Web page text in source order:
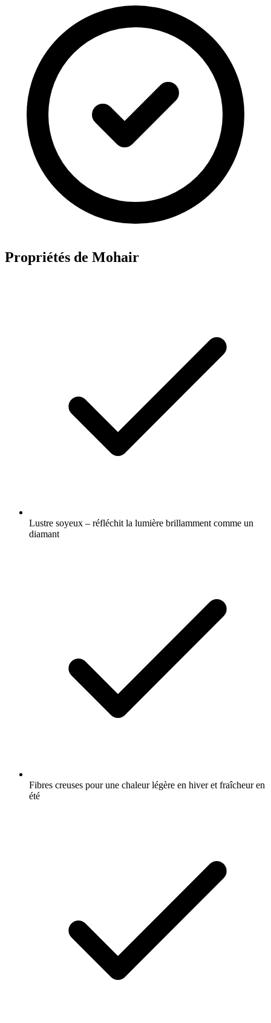
Propriétés de Mohair
Lustre soyeux – réfléchit la lumière brillamment comme un
diamant
Fibres creuses pour une chaleur légère en hiver et fraîcheur en
été